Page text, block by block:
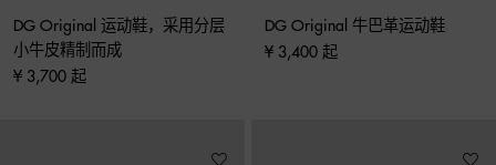
DG Original 运动鞋，采用分层
小牛皮精制而成
¥ 3,700 起
DG Original 牛巴革运动鞋
¥ 3,400 起